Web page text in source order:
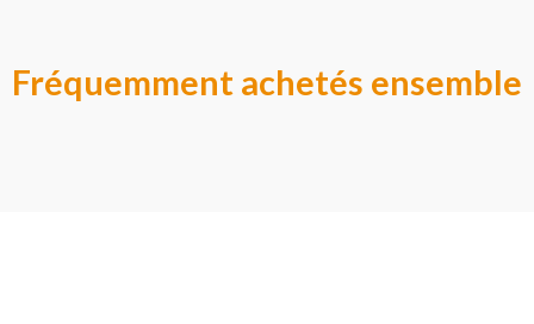
Fréquemment achetés ensemble